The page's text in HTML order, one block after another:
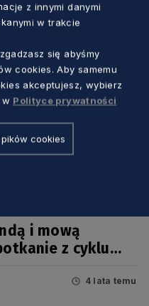
i mową
4 lata temu
z innymi danymi
w trakcie
się abyśmy
cookies. Aby samemu
akceptujesz, wybierz
w Polityce prywatności
cookies